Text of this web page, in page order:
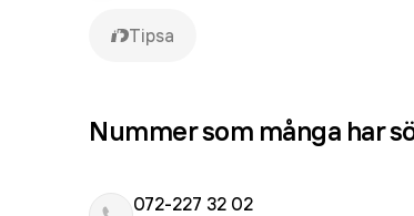
Tipsa
Nummer som många har
072-227 32 02